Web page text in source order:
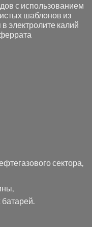
с использованием
шаблонов из
электролите калий
сектора,